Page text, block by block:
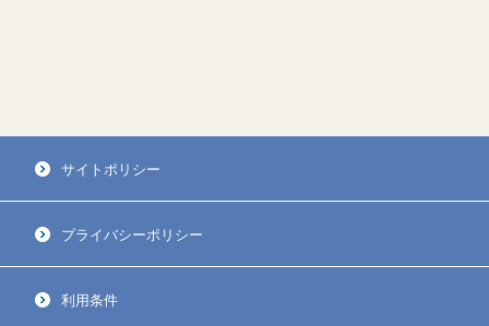
サイトポリシー
プライバシーポリシー
利用条件